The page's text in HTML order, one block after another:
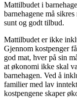
Mattilbudet i
barnehagene må
sunt og godt tilbud.
Mattilbudet er ikke
Gjennom kostpenger
god mat, hver på sin
at økonomi ikke skal
barnehagen. Ved å
familier med lav
kostpengene skaper